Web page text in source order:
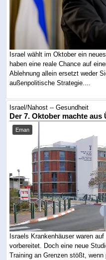
Israel wählt im Oktober ein
haben eine reale Chance auf
Ablehnung allein ersetzt weder
außenpolitische Strategie....
Israel/Nahost -- Gesundheit
Der 7. Oktober machte
Eman
Israels Krankenhäuser waren
vorbereitet. Doch eine neue
Training an Grenzen stößt, wenn